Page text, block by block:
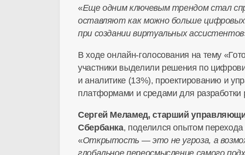
«Еще одним ключевым трендом стал
оставляют как можно больше цифровых
при создании виртуальных ассистентов
В ходеонлайн-голосования на тему
участники выделили решения по
и аналитике (13%), проектированию и
платформами и средами для разработки
Сергей Меламед, старший
Сбербанка, поделился опытом перехода
«Открытость — это не угроза, а
глобальное переосмысление самого